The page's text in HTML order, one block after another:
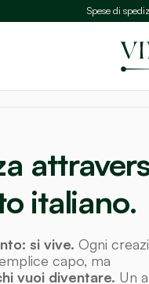
Spese di
italiano.
si vive. Ogni
capo, ma
vuoi diventare. Un